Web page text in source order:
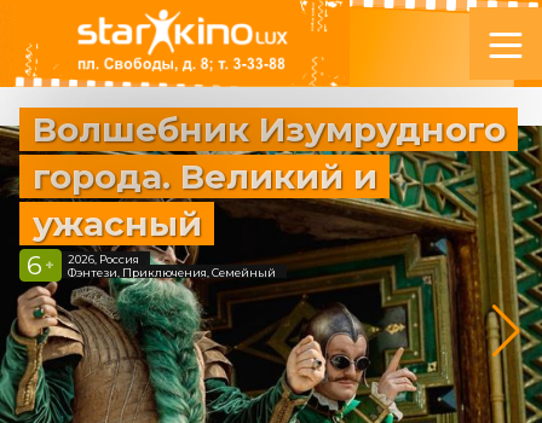
Волшебник Изумрудного
города. Великий и
ужасный
6 +
2026, Россия
Фэнтези, Приключения, Семейный